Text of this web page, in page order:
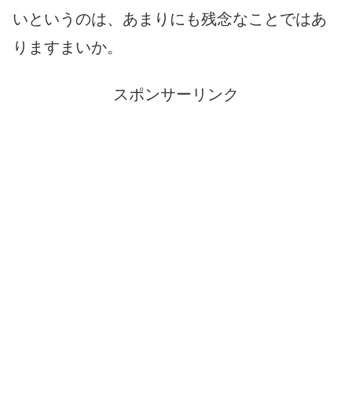
いというのは、あまりにも残念なことではあ
りますまいか。
スポンサーリンク